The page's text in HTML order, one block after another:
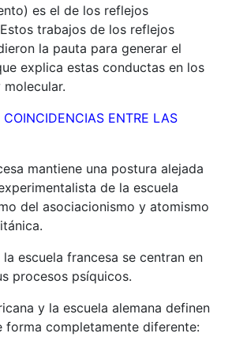
es el de los reflejos
trabajos de los reflejos
la pauta para generar el
explica estas conductas en los
COINCIDENCIAS ENTRE LAS
mantiene una postura alejada
de la escuela
del asociacionismo y atomismo
escuela francesa se centran en
procesos psíquicos.
y la escuela alemana definen
forma completamente diferente: